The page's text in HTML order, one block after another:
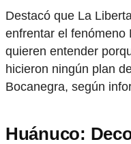
Destacó que La
enfrentar el fenómeno
quieren entender
hicieron ningún plan
Bocanegra, según
Huánuco: